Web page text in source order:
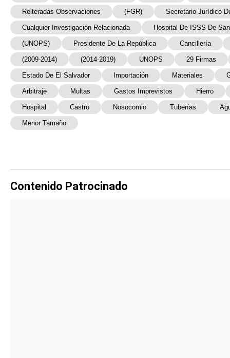
Reiteradas Observaciones (FGR) Secretario Jurídico
Cualquier Investigación Relacionada Hospital De ISSS De
(UNOPS) Presidente De La República Cancillería
(2009-2014) (2014-2019) UNOPS 29 Firmas
Estado De El Salvador Importación Materiales
Arbitraje Multas Gastos Imprevistos Hierro
Hospital Castro Nosocomio Tuberías
Menor Tamaño
Contenido Patrocinado